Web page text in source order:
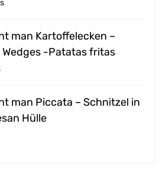
man Kartoffelecken –
-Patatas fritas
man Piccata – Schnitzel in
Hülle